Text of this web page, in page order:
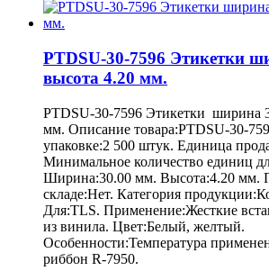
PTDSU-30-7596 Этикетки
высота 4.20 мм.
PTDSU-30-7596 Этикетки ширина
мм. Описание товара:PTDSU-30-
упаковке:2 500 штук. Единица
Минимальное количество единиц
Ширина:30.00 мм. Высота:4.20 мм.
складе:Нет. Категория
Для:TLS. Применение:Жесткие
из винила. Цвет:Белый, желтый.
Особенности:Температура
риббон R-7950.